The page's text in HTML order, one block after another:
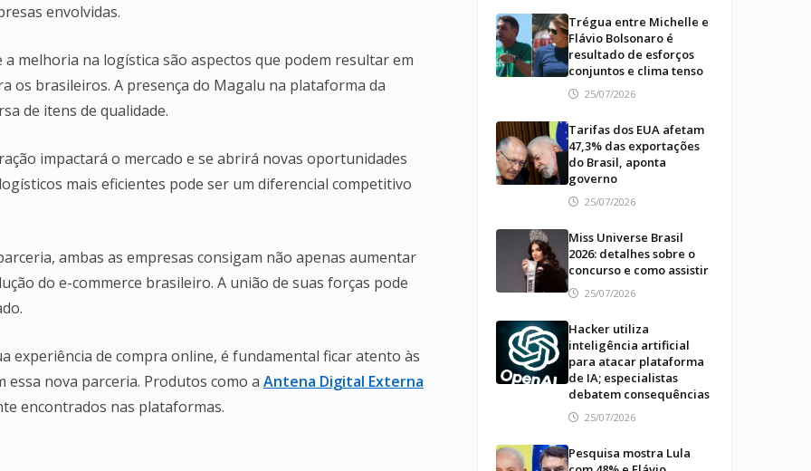
envolvidas.
melhoria na logística são aspectos que podem resultar em
os brasileiros. A presença do Magalu na plataforma da
de itens de qualidade.
impactará o mercado e se abrirá novas oportunidades
mais eficientes pode ser um diferencial competitivo
ambas as empresas consigam não apenas aumentar
do e-commerce brasileiro. A união de suas forças pode
experiência de compra online, é fundamental ficar atento às
nova parceria. Produtos como a Antena Digital Externa
encontrados nas plataformas.
Trégua entre Michelle e
Flávio Bolsonaro é
resultado de esforços
conjuntos e clima tenso
25/07/2026
Tarifas dos EUA afetam
47,3% das exportações
do Brasil, aponta
governo
25/07/2026
Miss Universe Brasil
2026: detalhes sobre o
concurso e como assistir
25/07/2026
Hacker utiliza
inteligência artificial
para atacar plataforma
de IA; especialistas
debatem consequências
25/07/2026
Pesquisa mostra Lula